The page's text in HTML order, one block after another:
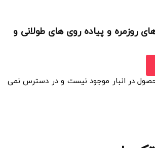
روزمره و پیاده روی های طولانی و
در انبار موجود نیست و در دسترس نمی